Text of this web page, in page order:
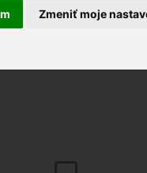
Zmeniť moje
lesný (myšiak